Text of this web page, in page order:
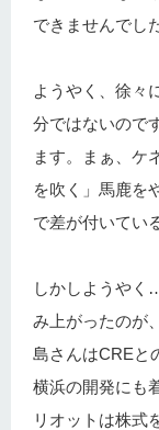
できませんでし
ようやく、徐々
分ではないので
ます。まぁ、ケ
を吹く」馬鹿を
で差が付いてい
しかしようやく
み上がったのが
島さんはCREと
横浜の開発にも
リオットは株式